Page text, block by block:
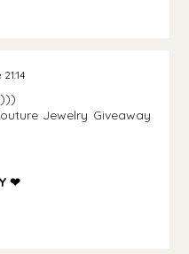
Jewelry Giveaway
❤